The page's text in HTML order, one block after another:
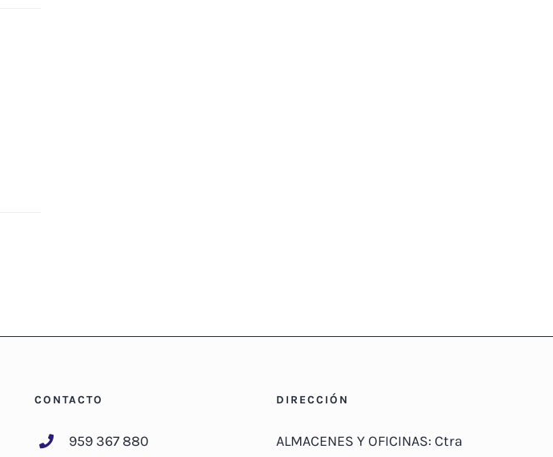
CONTACTO
959 367 880
DIRECCIÓN
ALMACENES Y OFICINAS: Ctra